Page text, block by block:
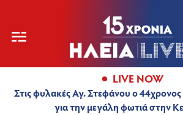
LIVE NOW
Στις φυλακές Αγ. Στεφάνου ο
για την μεγάλη φωτιά στην